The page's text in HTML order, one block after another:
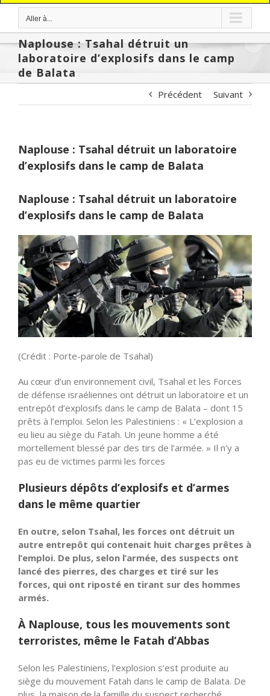
Aller à...
Naplouse : Tsahal détruit un
laboratoire d’explosifs dans le camp
de Balata
Précédent Suivant
Naplouse : Tsahal détruit un laboratoire
d’explosifs dans le camp de Balata
Naplouse : Tsahal détruit un laboratoire
d’explosifs dans le camp de Balata
(Crédit : Porte-parole de Tsahal)
Au cœur d’un environnement civil, Tsahal et les Forces
de défense israéliennes ont détruit un laboratoire et un
entrepôt d’explosifs dans le camp de Balata – dont 15
prêts à l’emploi. Selon les Palestiniens : « L’explosion a
eu lieu au siège du Fatah. Un jeune homme a été
mortellement blessé par des tirs de l’armée. » Il n’y a
pas eu de victimes parmi les forces
Plusieurs dépôts d’explosifs et d’armes
dans le même quartier
En outre, selon Tsahal, les forces ont détruit un
autre entrepôt qui contenait huit charges prêtes à
l’emploi. De plus, selon l’armée, des suspects ont
lancé des pierres, des charges et tiré sur les
forces, qui ont riposté en tirant sur des hommes
armés.
À Naplouse, tous les mouvements sont
terroristes, même le Fatah d’Abbas
Selon les Palestiniens, l’explosion s’est produite au
siège du mouvement Fatah dans le camp de Balata. De